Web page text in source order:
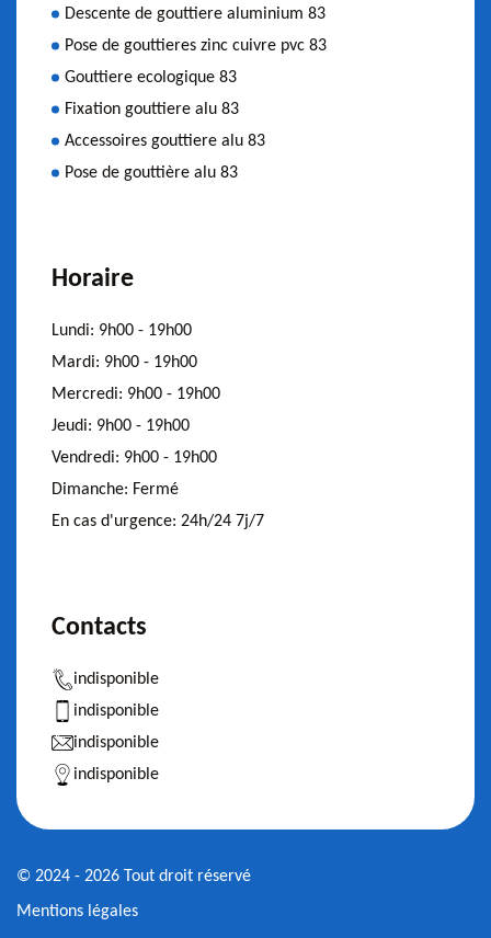
Descente de gouttiere aluminium 83
Pose de gouttieres zinc cuivre pvc 83
Gouttiere ecologique 83
Fixation gouttiere alu 83
Accessoires gouttiere alu 83
Pose de gouttière alu 83
Horaire
Lundi: 9h00 - 19h00
Mardi: 9h00 - 19h00
Mercredi: 9h00 - 19h00
Jeudi: 9h00 - 19h00
Vendredi: 9h00 - 19h00
Dimanche: Fermé
En cas d'urgence: 24h/24 7j/7
Contacts
indisponible
indisponible
indisponible
indisponible
© 2024 - 2026 Tout droit réservé
Mentions légales